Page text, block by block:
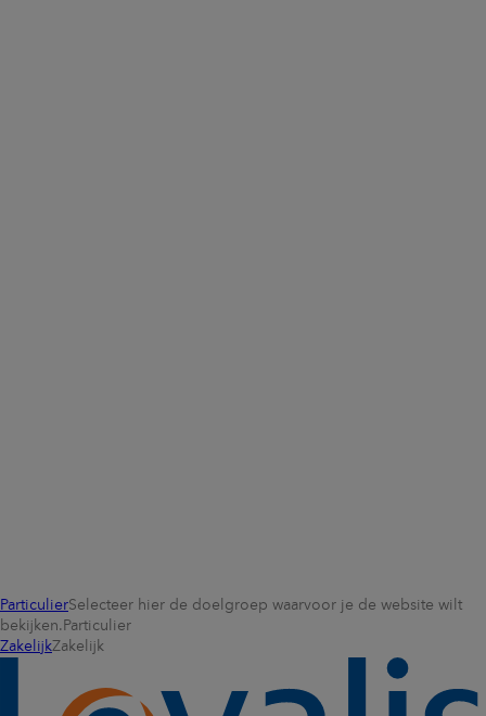
ParticulierSelecteer hier de doelgroep waarvoor je de website wilt
bekijken. Particulier
ZakelijkZakelijk